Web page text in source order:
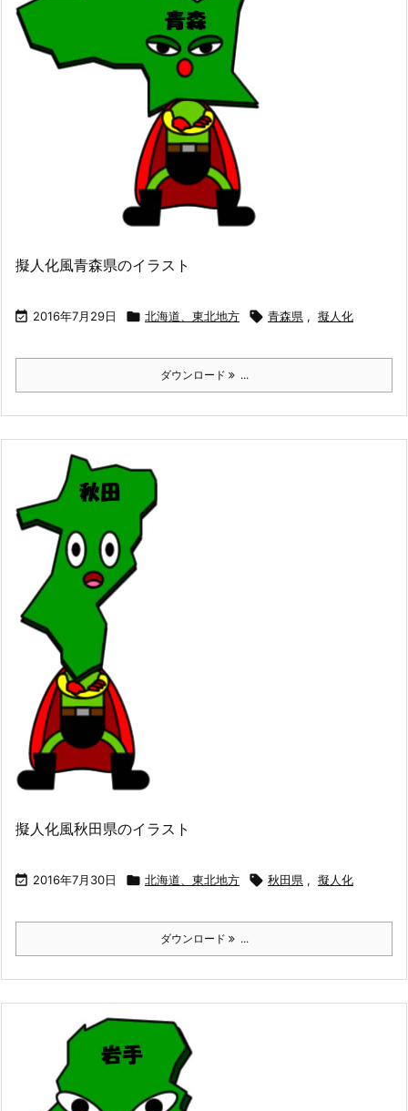
擬人化風青森県のイラスト
 2016年7月29日  北海道、東北地方  青森県 , 擬人化
ダウンロード ...
擬人化風秋田県のイラスト
 2016年7月30日  北海道、東北地方  秋田県 , 擬人化
ダウンロード ...